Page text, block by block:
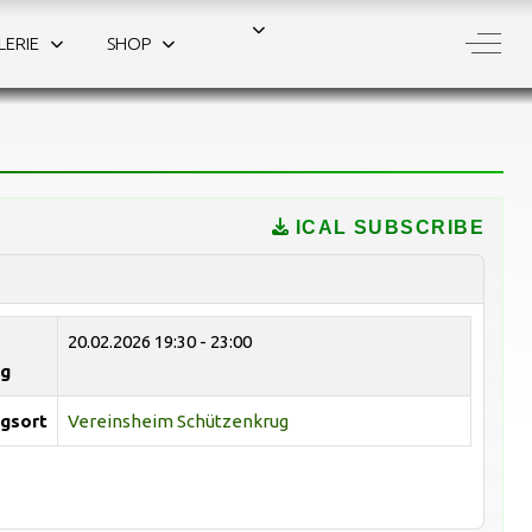
SHOP Off-
ICAL SUBSCRIBE
20.02.2026 19:30 - 23:00
Vereinsheim Schützenkrug